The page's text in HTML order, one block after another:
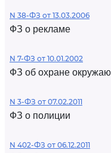
N 38-ФЗ от 13.03.2006
ФЗ о рекламе
N 7-ФЗ от 10.01.2002
ФЗ об охране
N 3-ФЗ от 07.02.2011
ФЗ о полиции
N 402-ФЗ от 06.12.2011